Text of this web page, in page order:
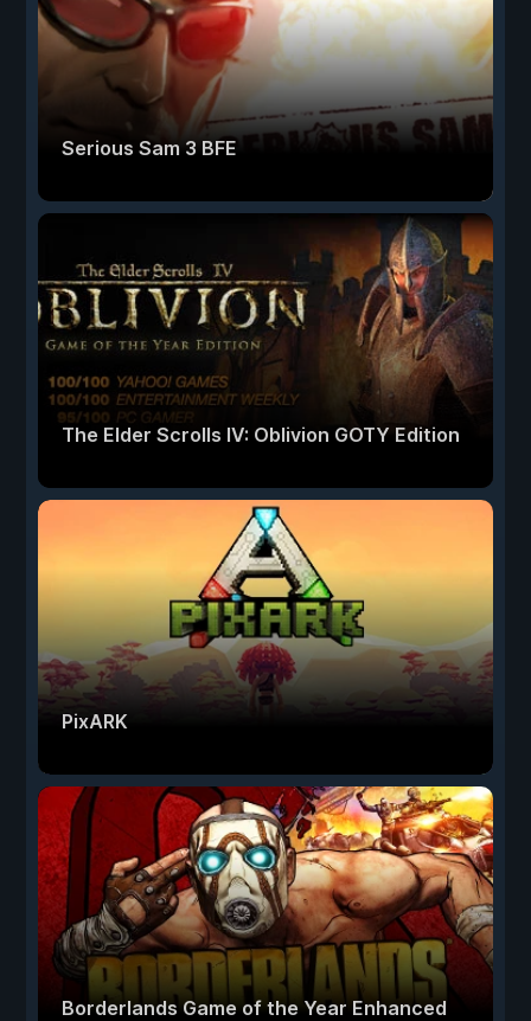
Serious Sam 3 BFE
The Elder Scrolls IV: Oblivion GOTY Edition
PixARK
Borderlands Game of the Year Enhanced